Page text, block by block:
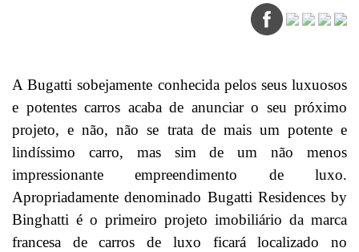
A Bugatti sobejamente conhecida pelos seus luxuosos
e potentes carros acaba de anunciar o seu próximo
projeto, e não, não se trata de mais um potente e
lindíssimo carro, mas sim de um não menos
impressionante empreendimento de luxo.
Apropriadamente denominado Bugatti Residences by
Binghatti é o primeiro projeto imobiliário da marca
francesa de carros de luxo ficará localizado no